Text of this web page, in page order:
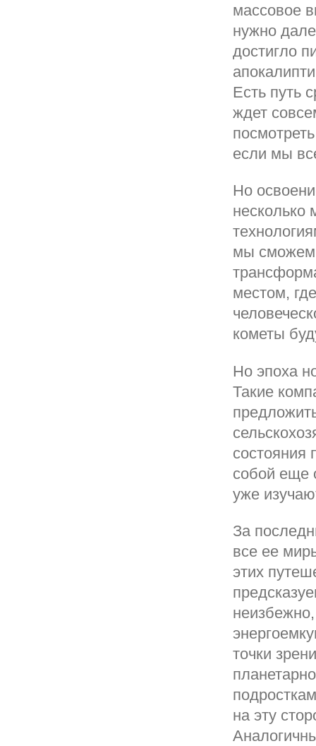
массовое
нужно
достигло
Есть путь
ждет
если мы
Но
мы сможем
местом,
кометы
Но эпоха
Такие
состояния
собой еще
уже
За
все ее
этих
точки
на эту